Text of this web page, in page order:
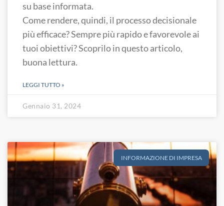
su base informata.
Come rendere, quindi, il processo decisionale
più efficace? Sempre più rapido e favorevole ai
tuoi obiettivi? Scoprilo in questo articolo,
buona lettura.
LEGGI TUTTO »
Gennaio 31, 2024
INFORMAZIONE DI IMPRESA